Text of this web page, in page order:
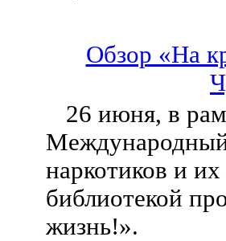
Обзор «На
26 июня, в
наркотиков и
библиотекой
жизнь!».